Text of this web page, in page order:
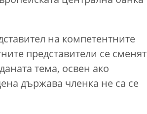
на компетентните
представители се сменят
тема, освен ако
държава членка не са се